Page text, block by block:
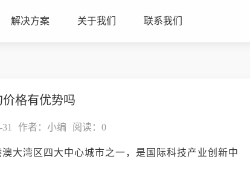
解决方案 关于我们 联系我们
格有优势吗
作者：小编 阅读： 0
大湾区四大中心城市之一，是国际科技产业创新中